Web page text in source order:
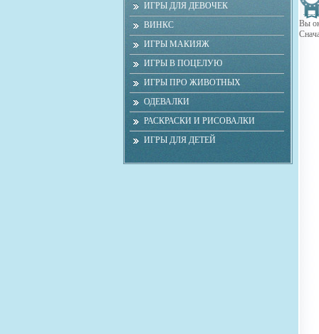
ИГРЫ ДЛЯ ДЕВОЧЕК
ВИНКС
ИГРЫ МАКИЯЖ
ИГРЫ В ПОЦЕЛУЮ
ИГРЫ ПРО ЖИВОТНЫХ
ОДЕВАЛКИ
РАСКРАСКИ И РИСОВАЛКИ
ИГРЫ ДЛЯ ДЕТЕЙ
Вы